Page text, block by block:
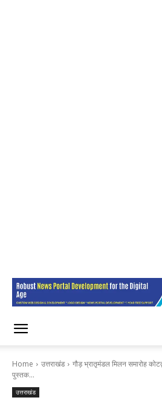
Home उत्तराखंड
गौड़ भ्रातृमंडल मिलन समारोह
पुस्तक...
उत्तराखंड